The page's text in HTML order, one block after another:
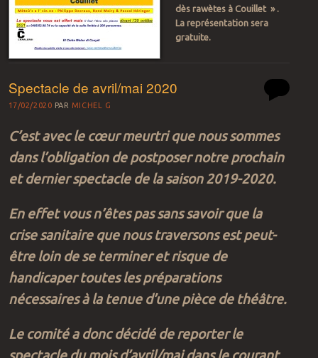
dès rawètes à Couillet » .
La représentation sera
gratuite.
Spectacle de avril/mai 2020
17/02/2020 PAR MICHEL G
C’est avec le cœur meurtri que nous sommes
dans l’obligation de postposer notre prochain
et dernier spectacle de la saison 2019-2020.
En effet vous n’êtes pas sans savoir que la
crise sanitaire que nous traversons est peut-
être loin de se terminer et risque de
handicaper toutes les préparations
nécessaires à la tenue d’une pièce de théâtre.
Le comité a donc décidé de reporter le